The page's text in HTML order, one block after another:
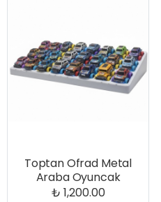
Toptan Ofrad Metal
Araba Oyuncak
₺ 1,200.00